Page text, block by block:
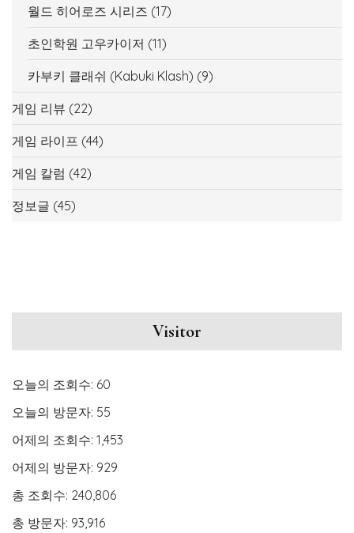
월드 히어로즈 시리즈 (17)
초인학원 고우카이저 (11)
카부키 클래쉬 (Kabuki Klash) (9)
게임 리뷰 (22)
게임 라이프 (44)
게임 칼럼 (42)
정보글 (45)
Visitor
오늘의 조회수: 60
오늘의 방문자: 55
어제의 조회수: 1,453
어제의 방문자: 929
총 조회수: 240,806
총 방문자: 93,916